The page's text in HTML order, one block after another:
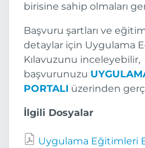
birisine sahip olmaları
Başvuru şartları ve
detaylar için Uygulama
Kılavuzunu inceleyebilir,
başvurunuzu
PORTALI üzerinden
İlgili Dosyalar
Uygulama Eğitimleri